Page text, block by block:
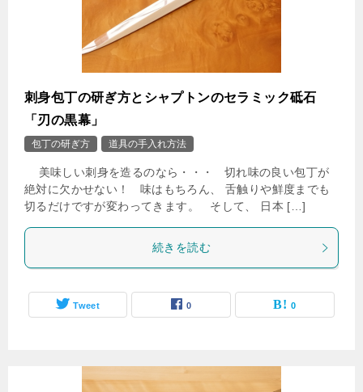
刺身包丁の研ぎ方とシャプトンのセラミック砥石
「刃の黒幕」
包丁の研ぎ方 道具の手入れ方法
美味しい刺身を造るのなら・・・ 切れ味の良い包丁が
絶対に欠かせない！ 味はもちろん、 舌触りや鮮度までも
切るだけですが変わってきます。 そして、 日本 […]
続きを読む
Tweet 0 0